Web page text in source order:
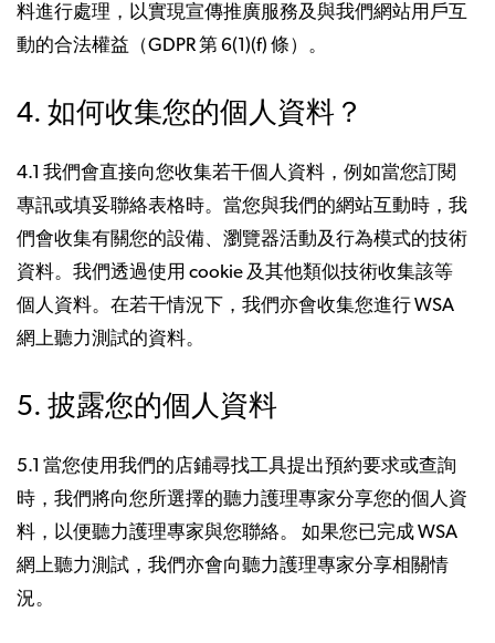
料進行處理，以實現宣傳推廣服務及與我們網站用戶互
動的合法權益（GDPR 第 6(1)(f) 條）。
4. 如何收集您的個人資料？
4.1 我們會直接向您收集若干個人資料，例如當您訂閱
專訊或填妥聯絡表格時。當您與我們的網站互動時，我
們會收集有關您的設備、瀏覽器活動及行為模式的技術
資料。我們透過使用 cookie 及其他類似技術收集該等
個人資料。在若干情況下，我們亦會收集您進行 WSA
網上聽力測試的資料。
5. 披露您的個人資料
5.1 當您使用我們的店鋪尋找工具提出預約要求或查詢
時，我們將向您所選擇的聽力護理專家分享您的個人資
料，以便聽力護理專家與您聯絡。 如果您已完成 WSA
網上聽力測試，我們亦會向聽力護理專家分享相關情
況。